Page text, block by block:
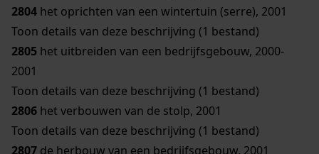
2804 het oprichten van een wintertuin (serre), 2001
Toon details van deze beschrijving (1 bestand)
2805 het uitbreiden van een bedrijfsgebouw, 2000-
2001
Toon details van deze beschrijving (1 bestand)
2806 het verbouwen van de stolp, 2001
Toon details van deze beschrijving (1 bestand)
2807 de herbouw van een bedrijfsgebouw, 2001